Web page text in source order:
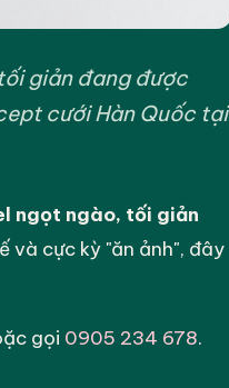
giản đang được
cưới Hàn Quốc tại
ngọt ngào, tối giản
và cực kỳ "ăn ảnh", đây
gọi 0905 234 678.